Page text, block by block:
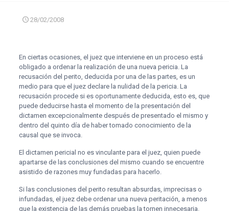
28/02/2008
En ciertas ocasiones, el juez que interviene en un proceso está
obligado a ordenar la realización de una nueva pericia. La
recusación del perito, deducida por una de las partes, es un
medio para que el juez declare la nulidad de la pericia. La
recusación procede si es oportunamente deducida, esto es, que
puede deducirse hasta el momento de la presentación del
dictamen excepcionalmente después de presentado el mismo y
dentro del quinto día de haber tomado conocimiento de la
causal que se invoca.
El dictamen pericial no es vinculante para el juez, quien puede
apartarse de las conclusiones del mismo cuando se encuentre
asistido de razones muy fundadas para hacerlo.
Si las conclusiones del perito resultan absurdas, imprecisas o
infundadas, el juez debe ordenar una nueva peritación, a menos
que la existencia de las demás pruebas la tornen innecesaria.